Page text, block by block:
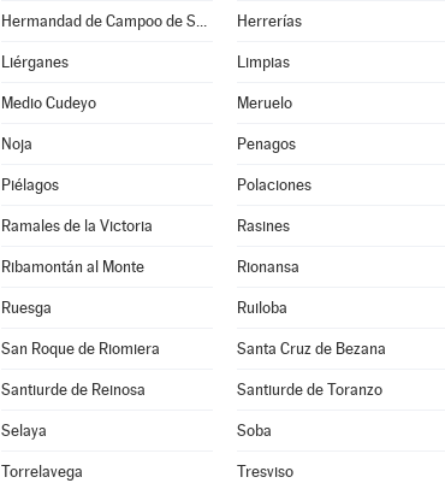
Hermandad de Campoo de Suso Herrerías
Liérganes Limpias
Medio Cudeyo Meruelo
Noja Penagos
Piélagos Polaciones
Ramales de la Victoria Rasines
Ribamontán al Monte Rionansa
Ruesga Ruiloba
San Roque de Riomiera Santa Cruz de Bezana
Santiurde de Reinosa Santiurde de Toranzo
Selaya Soba
Torrelavega Tresviso